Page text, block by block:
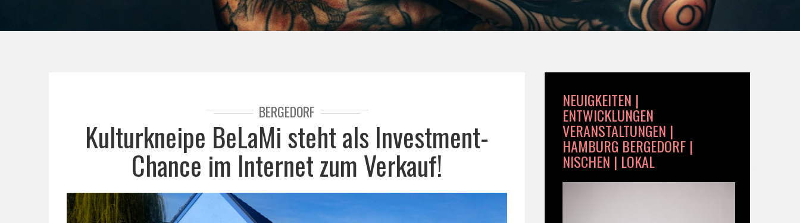
BERGEDORF
Kulturkneipe BeLaMi steht als Investment-
Chance im Internet zum Verkauf!
NEUIGKEITEN |
ENTWICKLUNGEN
VERANSTALTUNGEN |
HAMBURG BERGEDORF |
NISCHEN | LOKAL